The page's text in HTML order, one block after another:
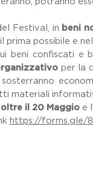
Festival, in beni
possibile e
beni confiscati e
per la
materiali
il 20 Maggioe
https://forms.gle/